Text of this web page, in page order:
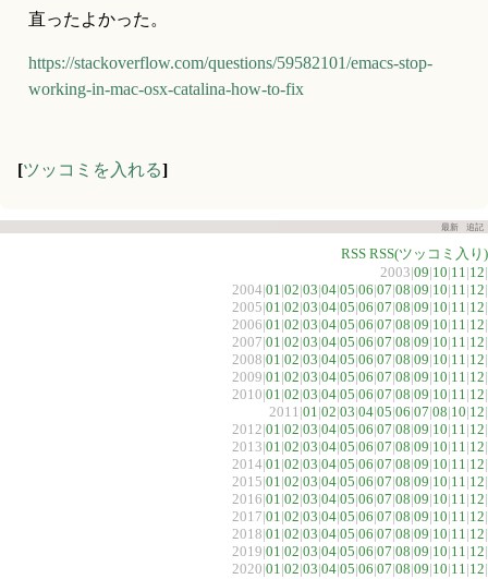
直ったよかった。
https://stackoverflow.com/questions/59582101/emacs-stop-
working-in-mac-osx-catalina-how-to-fix
[ツッコミを入れる]
最新 追記
RSS RSS(ツッコミ入り)
2003|09|10|11|12|
2004|01|02|03|04|05|06|07|08|09|10|11|12|
2005|01|02|03|04|05|06|07|08|09|10|11|12|
2006|01|02|03|04|05|06|07|08|09|10|11|12|
2007|01|02|03|04|05|06|07|08|09|10|11|12|
2008|01|02|03|04|05|06|07|08|09|10|11|12|
2009|01|02|03|04|05|06|07|08|09|10|11|12|
2010|01|02|03|04|05|06|07|08|09|10|11|12|
2011|01|02|03|04|05|06|07|08|10|12|
2012|01|02|03|04|05|06|07|08|09|10|11|12|
2013|01|02|03|04|05|06|07|08|09|10|11|12|
2014|01|02|03|04|05|06|07|08|09|10|11|12|
2015|01|02|03|04|05|06|07|08|09|10|11|12|
2016|01|02|03|04|05|06|07|08|09|10|11|12|
2017|01|02|03|04|05|06|07|08|09|10|11|12|
2018|01|02|03|04|05|06|07|08|09|10|11|12|
2019|01|02|03|04|05|06|07|08|09|10|11|12|
2020|01|02|03|04|05|06|07|08|09|10|11|12|